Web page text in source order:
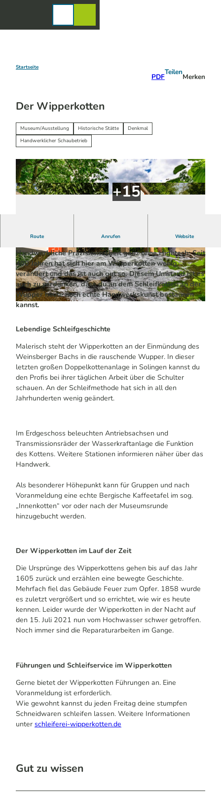
Startseite
PDF
Teilen
Merken
Der Wipperkotten
Museum/Ausstellung Historische Stätte
Denkmal
Handwerklicher Schaubetrieb
© Claudia Eisel Fotografie |
© Dominik Ketz |CC-BY-SA © Dominik Ketz |CC-BY-SA
Route Anrufen Website
Handwerkskunst in malerischer Kulisse | Wipperkotten
Handwerkliche Präzisionsarbeit ganz ohne Hightech: Seit
400 Jahren hat sich hier am Wipperkotten wenig
verändert und das ist auch gut so. Diesem Umstand ist es
auch zu verdanken, dass du an dem Schleifkotten an der
Wupper heute noch echte Handwerkskunst bestaunen
kannst.
Lebendige Schleifgeschichte
Malerisch steht der Wipperkotten an der Einmündung des
Weinsberger Bachs in die rauschende Wupper. In dieser
letzten großen Doppelkottenanlage in Solingen kannst du
den Profis bei ihrer täglichen Arbeit über die Schulter
schauen. An der Schleifmethode hat sich in all den
Jahrhunderten wenig geändert.
Im Erdgeschoss beleuchten Antriebsachsen und
Transmissionsräder der Wasserkraftanlage die Funktion
des Kottens. Weitere Stationen informieren näher über das
Handwerk.
Als besonderer Höhepunkt kann für Gruppen und nach
Voranmeldung eine echte Bergische Kaffeetafel im sog.
„Innenkotten“ vor oder nach der Museumsrunde
hinzugebucht werden.
Der Wipperkotten im Lauf der Zeit
Die Ursprünge des Wipperkottens gehen bis auf das Jahr
1605 zurück und erzählen eine bewegte Geschichte.
Mehrfach fiel das Gebäude Feuer zum Opfer. 1858 wurde
es zuletzt vergrößert und so errichtet, wie wir es heute
kennen. Leider wurde der Wipperkotten in der Nacht auf
den 15. Juli 2021 nun vom Hochwasser schwer getroffen.
Noch immer sind die Reparaturarbeiten im Gange.
Führungen und Schleifservice im Wipperkotten
Gerne bietet der Wipperkotten Führungen an. Eine
Voranmeldung ist erforderlich.
Wie gewohnt kannst du jeden Freitag deine stumpfen
Schneidwaren schleifen lassen. Weitere Informationen
unter schleiferei-wipperkotten.de
Gut zu wissen